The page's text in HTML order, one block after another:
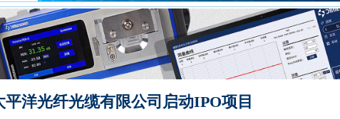
平洋光纤光缆有限公司启动IPO项目